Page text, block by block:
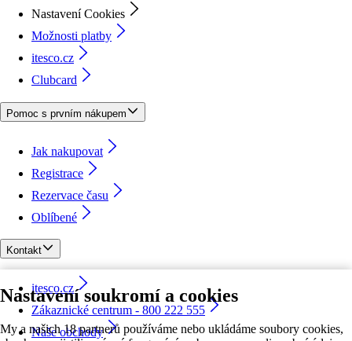
Nastavení soukromí a cookies
My a našich 18 partnerů používáme nebo ukládáme soubory cookies,
Nastavení Cookies
Možnosti platby
itesco.cz
Clubcard
Pomoc s prvním nákupem
Jak nakupovat
Registrace
Rezervace času
Oblíbené
Kontakt
itesco.cz
Zákaznické centrum - 800 222 555
Naše obchody